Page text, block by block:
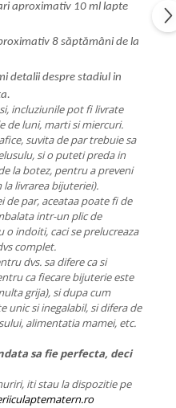
aproximativ 10 ml lapte
8 săptămâni de la
detalii despre stadiul in
incluziunile pot fi livrate
de luni, marti si miercuri.
suvita de par trebuie sa
si o puteti preda in
la botez, pentru a preveni
livrarea bijuteriei).
de par, aceataa poate fi de
intr-un plic de
indoiti, caci se prelucreaza
complet.
dvs. sa difere ca si
ca fiecare bijuterie este
grija), si dupa cum
unic si inegalabil, si difera de
alimentatia mamei, etc.
sa fie perfecta, deci
iti stau la dispozitie pe